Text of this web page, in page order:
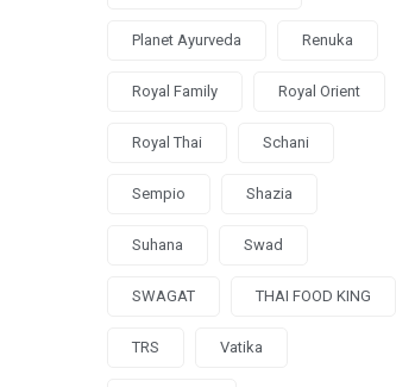
Planet Ayurveda Renuka
Royal Family Royal Orient
Royal Thai Schani
Sempio Shazia
Suhana Swad
SWAGAT THAI FOOD KING
TRS Vatika